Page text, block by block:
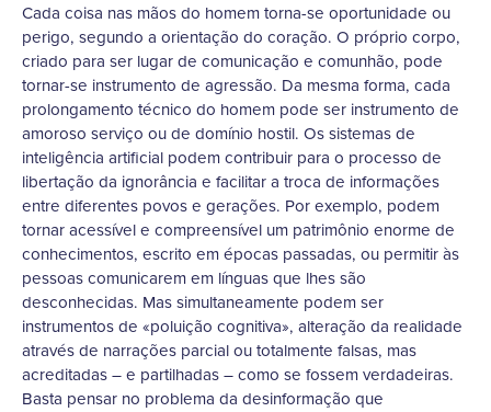
Cada coisa nas mãos do homem torna-se oportunidade ou
perigo, segundo a orientação do coração. O próprio corpo,
criado para ser lugar de comunicação e comunhão, pode
tornar-se instrumento de agressão. Da mesma forma, cada
prolongamento técnico do homem pode ser instrumento de
amoroso serviço ou de domínio hostil. Os sistemas de
inteligência artificial podem contribuir para o processo de
libertação da ignorância e facilitar a troca de informações
entre diferentes povos e gerações. Por exemplo, podem
tornar acessível e compreensível um patrimônio enorme de
conhecimentos, escrito em épocas passadas, ou permitir às
pessoas comunicarem em línguas que lhes são
desconhecidas. Mas simultaneamente podem ser
instrumentos de «poluição cognitiva», alteração da realidade
através de narrações parcial ou totalmente falsas, mas
acreditadas – e partilhadas – como se fossem verdadeiras.
Basta pensar no problema da desinformação que